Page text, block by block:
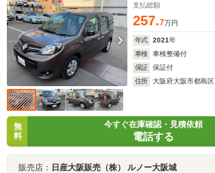
支払総額
257.7万円
年式 2021年
車検
車検整備付
保証
保証付
住所
大阪府大阪市都島区
無
料
今すぐ在庫確認・見積依頼
電話する
販売店： 日産大阪販売（株） ルノー大阪城